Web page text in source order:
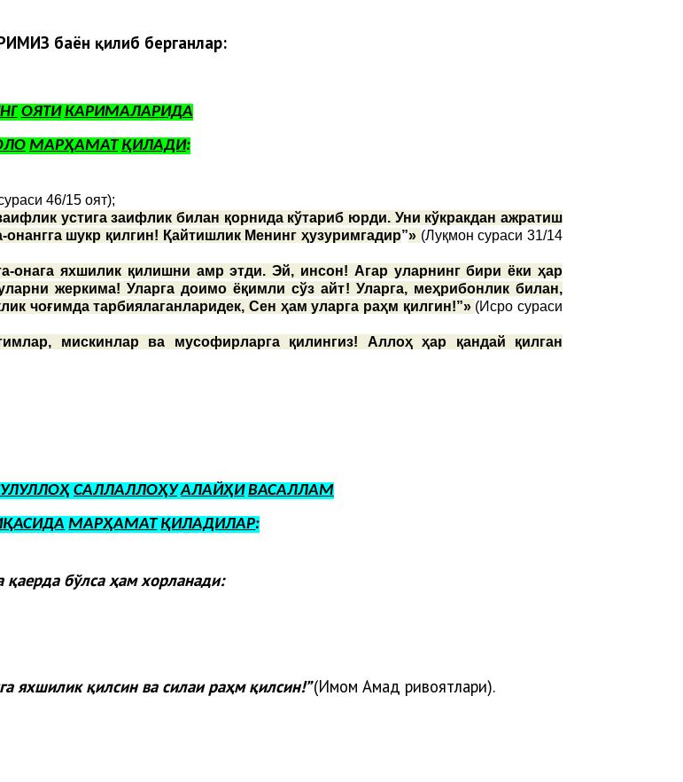
баён қилиб берганлар:
ОЯТИ КАРИМАЛАРИДА
МАРҲАМАТ ҚИЛАДИ:
46/15 оят);
устига заифлик билан қорнида кўтариб юрди. Уни кўкракдан ажратиш
онангга шукр қилгин! Қайтишлик Менинг ҳузуримгадир”» (Луқмон сураси 31/14
онага яхшилик қилишни амр этди. Эй, инсон! Агар уларнинг бири ёки ҳар
жеркима! Уларга доимо ёқимли сўз айт! Уларга, меҳрибонлик билан,
чоғимда тарбиялаганларидек, Сен ҳам уларга раҳм қилгин!”» (Исро сураси
мискинлар ва мусофирларга қилингиз! Аллоҳ ҳар қандай қилган
САЛЛАЛЛОҲУ АЛАЙҲИ ВАСАЛЛАМ
МАРҲАМАТ ҚИЛАДИЛАР:
қаерда бўлса ҳам хорланади:
яхшилик қилсин ва силаи раҳм қилсин!”(Имом Аҳмад ривоятлари).